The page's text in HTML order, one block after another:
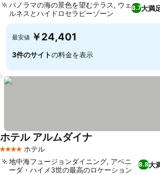
8.7大満
パノラマの海の景色を望むテラス, ウェ
ルネスとハイドロセラピーゾーン
最安値 ￥24,401
3件のサイトの料金を表示
4 ホテルのランク
ホテル
ホテル アルムダイナ
8.8大
地中海フュージョンダイニング, アベニ
ーダ・ハイメ3世の最高のロケーション